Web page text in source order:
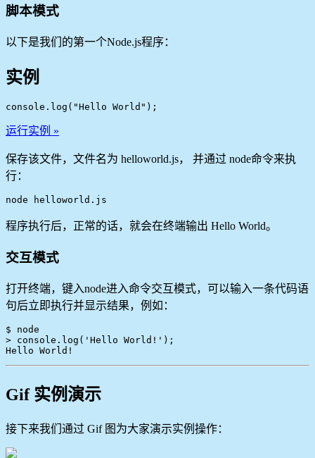
脚本模式
以下是我们的第一个Node.js程序：
实例
console.log("Hello World");
运行实例 »
保存该文件，文件名为 helloworld.js， 并通过 node命令来执
行：
node helloworld.js
程序执行后，正常的话，就会在终端输出 Hello World。
交互模式
打开终端，键入node进入命令交互模式，可以输入一条代码语
句后立即执行并显示结果，例如：
$ node
> console.log('Hello World!');
Gif 实例演示
接下来我们通过 Gif 图为大家演示实例操作：